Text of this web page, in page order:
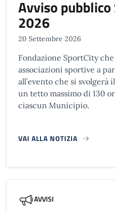
Avviso
2026
20 Settembre 2026
Fondazione SportCity
associazioni sportive a
all’evento che si svolgerà
un tetto massimo di 130
ciascun Municipio.
VAI ALLA NOTIZIA
AVVISI